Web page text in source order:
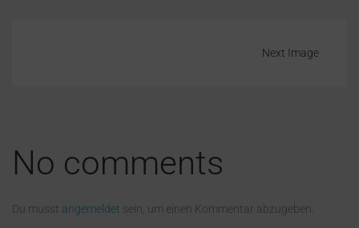
Next Image
No comments
Du musst angemeldet sein, um einen Kommentar abzugeben.